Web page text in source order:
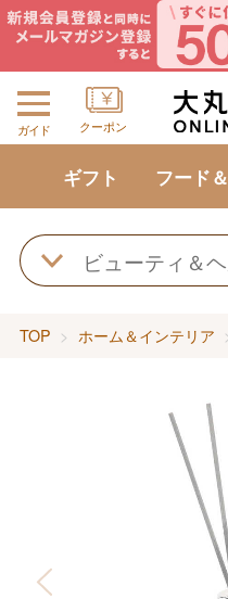
ガイド クーポン
ギフト フード
TOP ホーム＆インテリア